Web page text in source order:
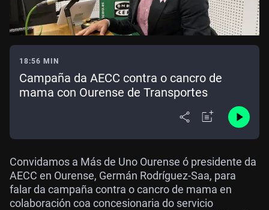
18:56 MIN
Campaña da AECC contra o cancro de
mama con Ourense de Transportes
Convidamos a Más de Uno Ourense ó presidente da
AECC en Ourense, Germán Rodríguez-Saa, para
falar da campaña contra o cancro de mama en
colaboración coa concesionaria do servicio